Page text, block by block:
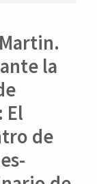
la
El
de